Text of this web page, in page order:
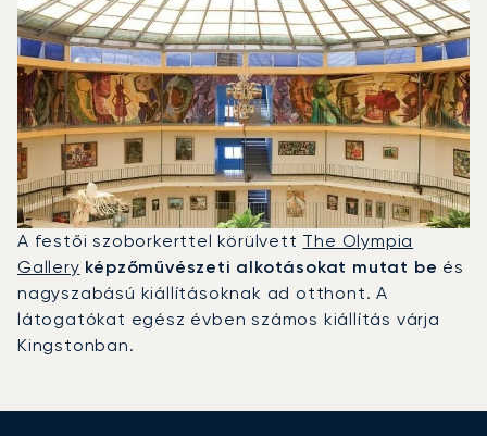
A festői szoborkerttel körülvett The Olympia
Gallery képzőművészeti alkotásokat mutat be és
nagyszabású kiállításoknak ad otthont. A
látogatókat egész évben számos kiállítás várja
Kingstonban.